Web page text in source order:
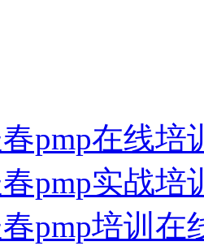
pmp在线培
pmp实战培
pmp培训在